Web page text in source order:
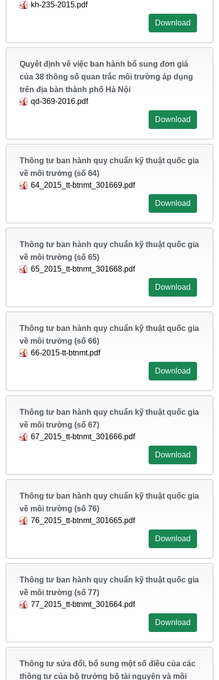
kh-235-2015.pdf
Download
Quyết định về việc ban hành bổ sung đơn giá
của 38 thông số quan trắc môi trường áp dụng
trên địa bàn thành phố Hà Nội
qd-369-2016.pdf
Download
Thông tư ban hành quy chuẩn kỹ thuật quốc gia
về môi trường (số 64)
64_2015_tt-btnmt_301669.pdf
Download
Thông tư ban hành quy chuẩn kỹ thuật quốc gia
về môi trường (số 65)
65_2015_tt-btnmt_301668.pdf
Download
Thông tư ban hành quy chuẩn kỹ thuật quốc gia
về môi trường (số 66)
66-2015-tt-btnmt.pdf
Download
Thông tư ban hành quy chuẩn kỹ thuật quốc gia
về môi trường (số 67)
67_2015_tt-btnmt_301666.pdf
Download
Thông tư ban hành quy chuẩn kỹ thuật quốc gia
về môi trường (số 76)
76_2015_tt-btnmt_301665.pdf
Download
Thông tư ban hành quy chuẩn kỹ thuật quốc gia
về môi trường (số 77)
77_2015_tt-btnmt_301664.pdf
Download
Thông tư sửa đổi, bổ sung một số điều của các
thông tư của bộ trưởng bộ tài nguyên và môi